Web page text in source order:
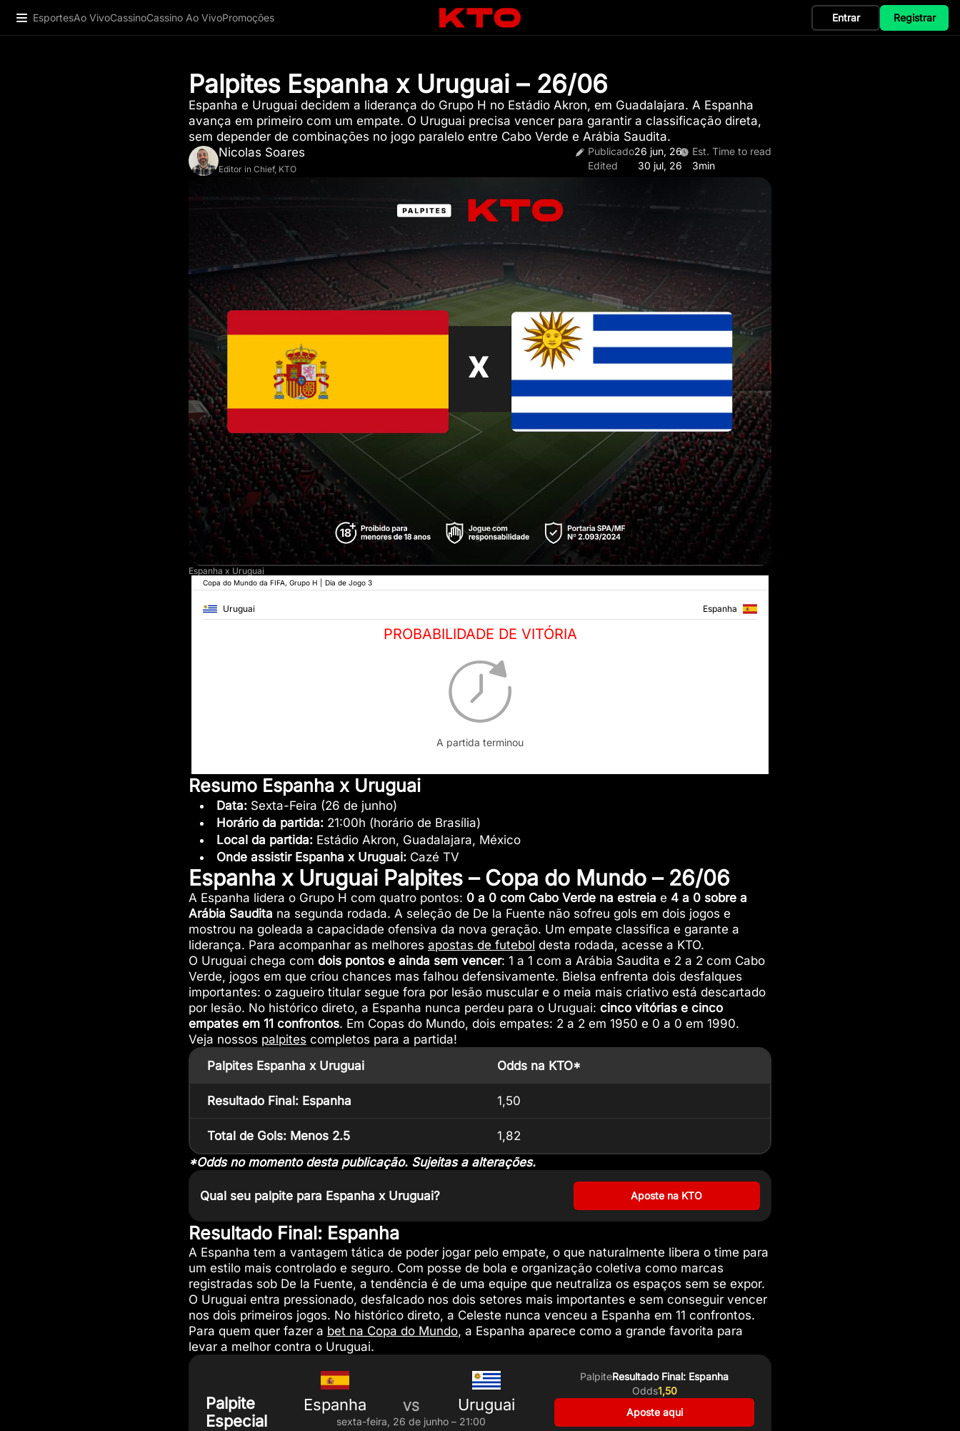
EsportesAo VivoCassinoCassino Ao VivoPromoções Entrar Registrar
Palpites Espanha x Uruguai – 26/06
Espanha e Uruguai decidem a liderança do Grupo H no Estádio Akron, em Guadalajara. A Espanha
avança em primeiro com um empate. O Uruguai precisa vencer para garantir a classificação direta,
sem depender de combinações no jogo paralelo entre Cabo Verde e Arábia Saudita.
Nicolas Soares
Editor in Chief, KTO
Publicado26 jun, 26
Edited
30 jul, 26
Est. Time to read
3min
Espanha x Uruguai
Copa do Mundo da FIFA, Grupo H Dia de Jogo 3
Uruguai Espanha
PROBABILIDADE DE VITÓRIA
A partida terminou
Resumo Espanha x Uruguai
Data: Sexta-Feira (26 de junho)
Horário da partida: 21:00h (horário de Brasília)
Local da partida: Estádio Akron, Guadalajara, México
Onde assistir Espanha x Uruguai:Cazé TV
Espanha x Uruguai Palpites – Copa do Mundo – 26/06
A Espanha lidera o Grupo H com quatro pontos: 0 a 0 com Cabo Verde na estreia e 4 a 0 sobre a
Arábia Saudita na segunda rodada. A seleção de De la Fuente não sofreu gols em dois jogos e
mostrou na goleada a capacidade ofensiva da nova geração. Um empate classifica e garante a
liderança. Para acompanhar as melhores apostas de futebol desta rodada, acesse a KTO.
O Uruguai chega com dois pontos e ainda sem vencer: 1 a 1 com a Arábia Saudita e 2 a 2 com Cabo
Verde, jogos em que criou chances mas falhou defensivamente. Bielsa enfrenta dois desfalques
importantes: o zagueiro titular segue fora por lesão muscular e o meia mais criativo está descartado
por lesão. No histórico direto, a Espanha nunca perdeu para o Uruguai: cinco vitórias e cinco
empates em 11 confrontos. Em Copas do Mundo, dois empates: 2 a 2 em 1950 e 0 a 0 em 1990.
Veja nossos palpites completos para a partida!
Palpites Espanha x Uruguai
Odds na KTO*
Resultado Final: Espanha 1,50
Total de Gols: Menos 2.5
1,82
*Odds no momento desta publicação. Sujeitas a alterações.
Qual seu palpite para Espanha x Uruguai? Aposte na KTO
Resultado Final: Espanha
A Espanha tem a vantagem tática de poder jogar pelo empate, o que naturalmente libera o time para
um estilo mais controlado e seguro. Com posse de bola e organização coletiva como marcas
registradas sob De la Fuente, a tendência é de uma equipe que neutraliza os espaços sem se expor.
O Uruguai entra pressionado, desfalcado nos dois setores mais importantes e sem conseguir vencer
nos dois primeiros jogos. No histórico direto, a Celeste nunca venceu a Espanha em 11 confrontos.
Para quem quer fazer a bet na Copa do Mundo, a Espanha aparece como a grande favorita para
levar a melhor contra o Uruguai.
Palpite
Especial
Espanha VS Uruguai
sexta-feira, 26 de junho – 21:00
PalpiteResultado Final: Espanha
Odds1,50
Aposte aqui